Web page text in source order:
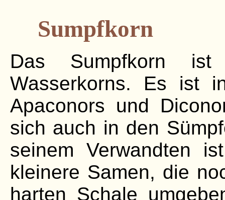
Sumpfkorn
Das Sumpfkorn
Wasserkorns. Es ist
Apaconors und
sich auch in den
seinem Verwandten
kleinere Samen, die
harten Schale